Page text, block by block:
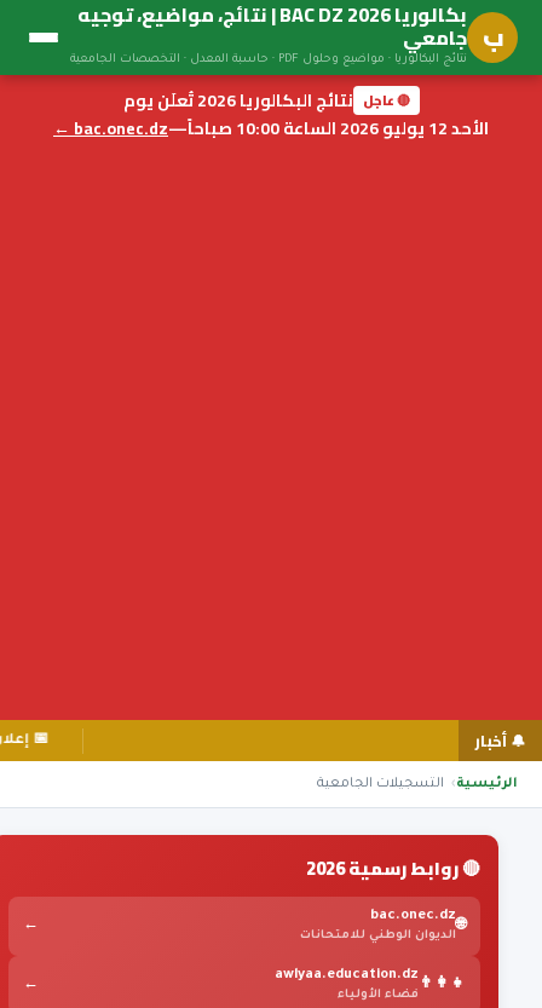
ب بكالوريا BAC DZ 2026 | نتائج، مواضيع، توجيه
جامعي
نتائج البكالوريا · مواضيع وحلول PDF · حاسبة المعدل · التخصصات الجامعية
🔴 عاجل نتائج البكالوريا 2026 تُعلَن يوم
الأحد 12 يوليو 2026 الساعة 10:00 صباحاً
—
bac.onec.dz ←
🔔 أخبار 📅 إعلان
الرئيسية التسجيلات الجامعية
🔴 روابط رسمية 2026
🌐
bac.onec.dz
الديوان الوطني للامتحانات
←
👨‍👩‍👧
awlyaa.education.dz
فضاء الأولياء
←